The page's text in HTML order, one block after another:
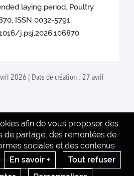
laying period. Poultry
ISSN 0032-5791,
j.psj.2026.106870.
2026 | Date de création : 27 avril
afin de vous proposer des
de partage, des remontées de
sociales et des contenus
En savoir +
Tout refuser
www.inrae.fr